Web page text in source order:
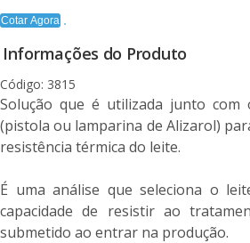
Cotar Agora
Informações do Produto
Código: 3815
Solução que é utilizada junto com
(pistola ou lamparina de Alizarol)
resistência térmica do leite.
É uma análise que seleciona o
capacidade de resistir ao
submetido ao entrar na produção.